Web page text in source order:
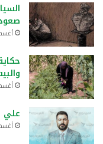
أغسطس
أغسطس
علي
أغسطس